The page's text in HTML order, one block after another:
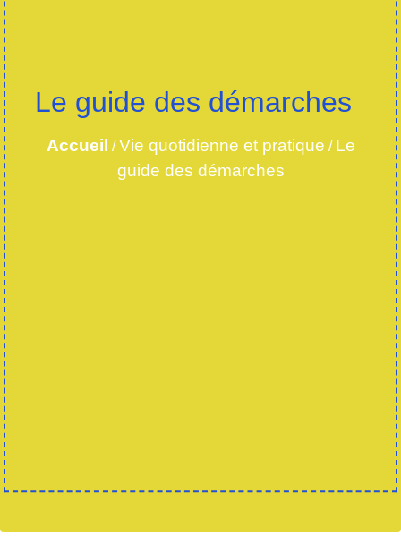
Le guide des démarches
Accueil /Vie quotidienne et pratique / Le
guide des démarches